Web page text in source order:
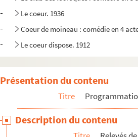
Le coeur. 1936
Coeur de moineau : comédie en 4
Le coeur dispose. 1912
Coiffeur pour dames : comédie en 3
Comédienne : comédie en 3 actes.
Comme ils sont tous : comédie en 4
Comme les feuilles... : comédie en 4
Présentation du contenu
Titre
Description du contenu